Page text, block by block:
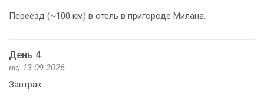
Переезд (~100 км) в отель в пригороде Милана.
День 4
вс, 13.09.2026
Завтрак.